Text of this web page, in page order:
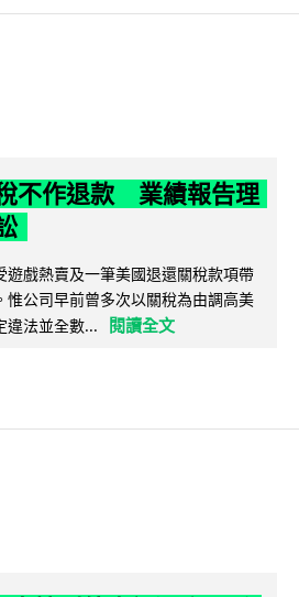
不作退款 業績報告理
遊戲熱賣及一筆美國退還關稅款項帶
惟公司早前曾多次以關稅為由調高美
違法並全數...
閱讀全文